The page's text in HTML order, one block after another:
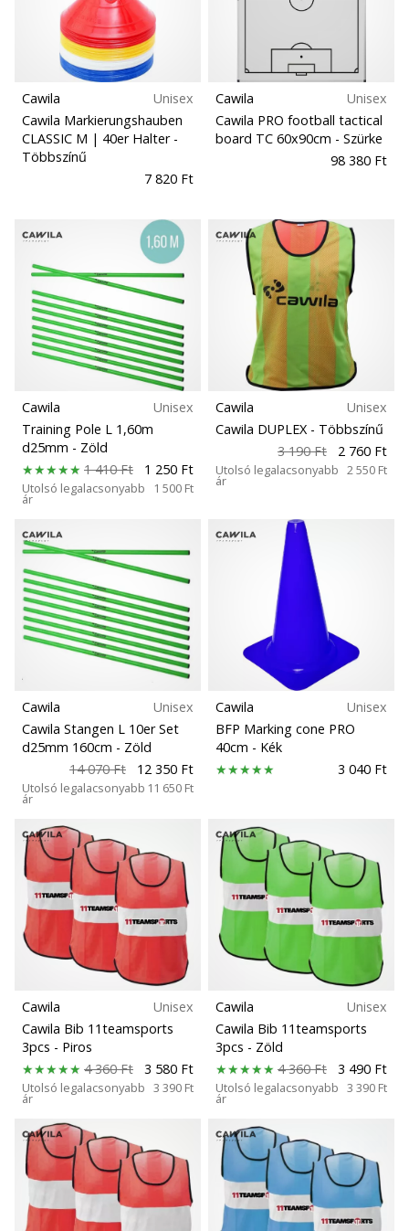
Ismerd
új
PUMA
Accelerate
NITRO
cipőket!
fel
technikai
újdonságokat
és
meg,
megéri…
2024.11.25.
•
Légy
a
kézilabda
márkánk
nagykövete
is
kézilabda-
őrült
vagy,
mi?
Csatlakozz
hozzánk
márkanagykövetként.
Minden cikk
megjelenítése
Teamsales
Kollekció
Versenyszámok
Szabás
Játéktér
Sport
Fenntartható
Tömeg
Cawila
Unisex
Cawila Markierungshauben
CLASSIC M | 40er Halter -
Többszínű
7 820 Ft
Cawila
Unisex
Cawila PRO football tactical
board TC 60x90cm - Szürke
98 380 Ft
Cawila
Unisex
Training Pole L 1,60m
d25mm - Zöld
1 410 Ft
1 250 Ft
Utolsó legalacsonyabb
ár
1 500 Ft
Cawila
Unisex
Cawila DUPLEX - Többszínű
3 190 Ft
2 760 Ft
Utolsó legalacsonyabb
ár
2 550 Ft
Cawila
Unisex
Cawila Stangen L 10er Set
d25mm 160cm - Zöld
14 070 Ft
12 350 Ft
Utolsó legalacsonyabb
ár
11 650 Ft
Cawila
Unisex
BFP Marking cone PRO
40cm - Kék
3 040 Ft
Cawila
Unisex
Cawila Bib 11teamsports
3pcs - Piros
4 360 Ft
3 580 Ft
Utolsó legalacsonyabb
ár
3 390 Ft
Cawila
Unisex
Cawila Bib 11teamsports
3pcs - Zöld
4 360 Ft
3 490 Ft
Utolsó legalacsonyabb
ár
3 390 Ft